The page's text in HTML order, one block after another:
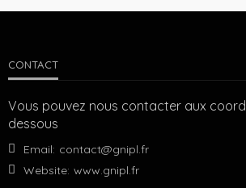
CONTACT
Vous pouvez nous contacter aux
dessous
Email: contact@gnipl.fr
Website: www.gnipl.fr